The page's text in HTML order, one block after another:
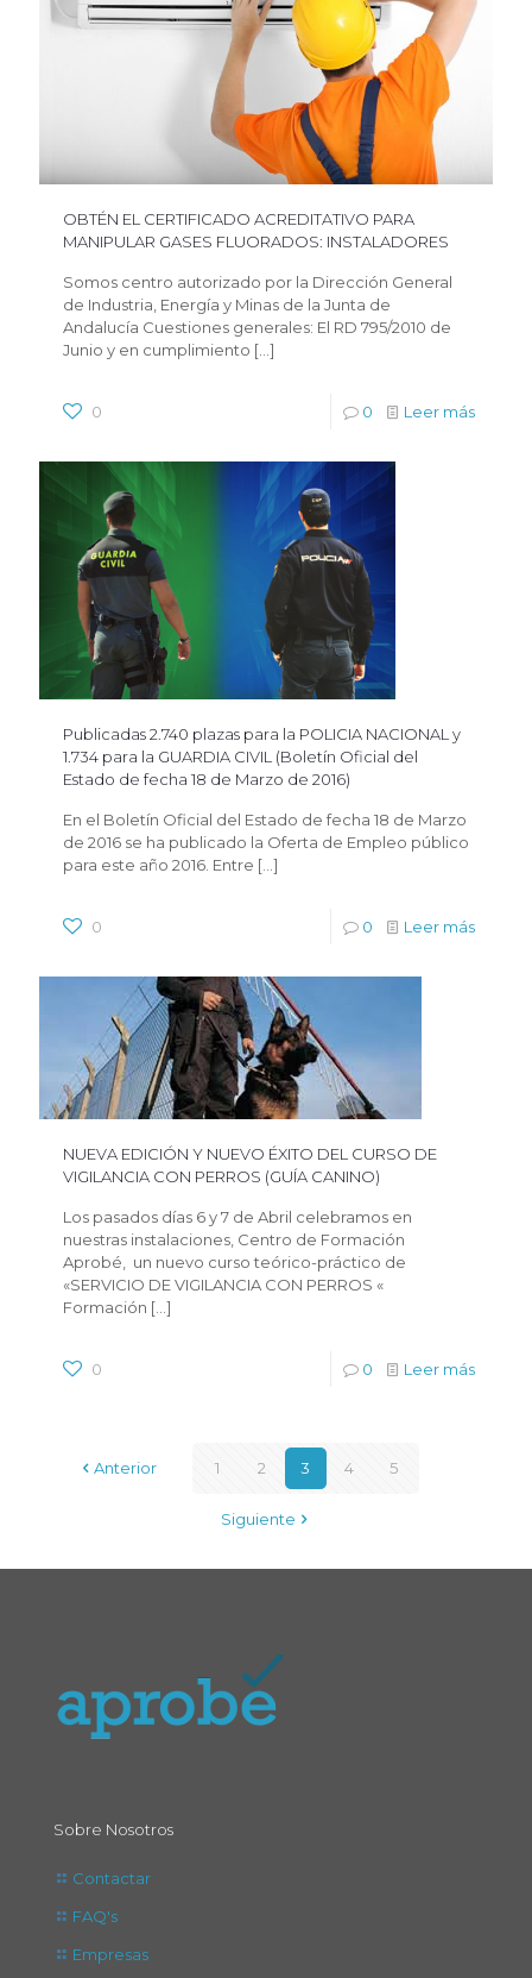
OBTÉN EL CERTIFICADO ACREDITATIVO PARA
MANIPULAR GASES FLUORADOS: INSTALADORES
Somos centro autorizado por la Dirección General
de Industria, Energía y Minas de la Junta de
Andalucía Cuestiones generales: El RD 795/2010 de
Junio y en cumplimiento […]
0 0 Leer más
Publicadas 2.740 plazas para la POLICIA NACIONAL y
1.734 para la GUARDIA CIVIL (Boletín Oficial del
Estado de fecha 18 de Marzo de 2016)
En el Boletín Oficial del Estado de fecha 18 de Marzo
de 2016 se ha publicado la Oferta de Empleo público
para este año 2016. Entre […]
0 0 Leer más
NUEVA EDICIÓN Y NUEVO ÉXITO DEL CURSO DE
VIGILANCIA CON PERROS (GUÍA CANINO)
Los pasados días 6 y 7 de Abril celebramos en
nuestras instalaciones, Centro de Formación
Aprobé, un nuevo curso teórico-práctico de
«SERVICIO DE VIGILANCIA CON PERROS «
Formación […]
0 0 Leer más
Anterior 1 2 3 4 5
Siguiente
Sobre Nosotros
Contactar
FAQ's
Empresas